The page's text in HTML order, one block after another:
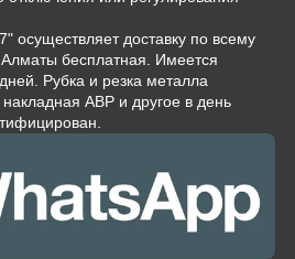
осуществляет доставку по всему
Алматы бесплатная. Имеется
Рубка и резка металла
АВР и другое в день